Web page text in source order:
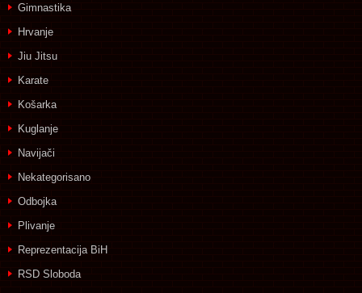
Gimnastika
Hrvanje
Jiu Jitsu
Karate
Košarka
Kuglanje
Navijači
Nekategorisano
Odbojka
Plivanje
Reprezentacija BiH
RSD Sloboda